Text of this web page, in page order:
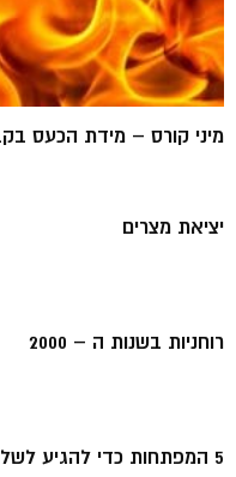
מיני קורס – מידת הכעס
יציאת מצרים
רוחניות בשנות ה – 2000
5 המפתחות כדי להגיע לשלמות